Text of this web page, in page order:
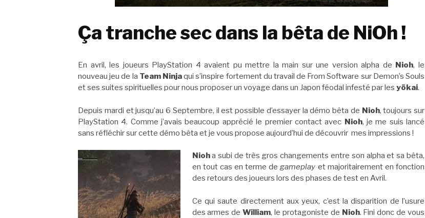
Ça tranche sec dans la bêta de NiOh !
En avril, les joueurs PlayStation 4 avaient pu mettre la main sur une version alpha de Nioh, le
nouveau jeu de la Team Ninjaqui s’inspire fortement du travail de From Software sur Demon’s Souls
et ses suites spirituelles pour nous proposer un voyage dans un Japon féodal infesté par les yōkai.
Depuis mardi et jusqu’au 6 Septembre, il est possible d’essayer la démo bêta de Nioh, toujours sur
PlayStation 4. Comme j’avais beaucoup apprécié le premier contact avec Nioh, je me suis lancé
sans réfléchir sur cette démo bêta et je vous propose aujourd’hui de découvrir mes impressions !
Nioha subi de très gros changements entre son alpha et sa bêta,
en tout cas en terme degameplay et majoritairement en fonction
des retours des joueurs lors des phases de test en Avril.
Ce qui saute directement aux yeux, c’est la disparition de l’usure
des armes deWilliam, le protagoniste de Nioh. Fini donc de vous